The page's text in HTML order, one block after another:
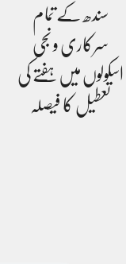
سندھ کے تمام
سرکاری و نجی
اسکولوں میں ہفتے کی
تعطیل کا فیصلہ